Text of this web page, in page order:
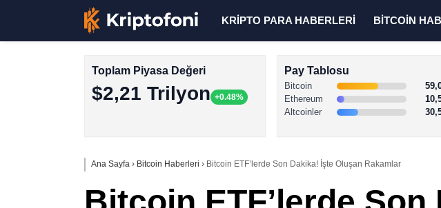
KRİPTO PARA HABERLERİ BİTCOİN
Toplam Piyasa Değeri
$2,21 Trilyon +0.48%
Pay Tablosu
Bitcoin
Ethereum
Altcoinler
Ana Sayfa › Bitcoin Haberleri › Bitcoin ETF’lerde Son Dakika! İşte Oluşan Rakamlar